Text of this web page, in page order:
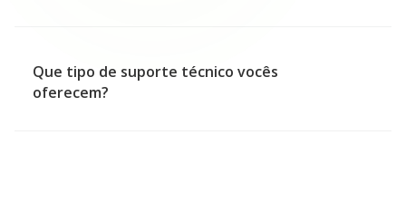
Que tipo de suporte técnico vocês
oferecem?